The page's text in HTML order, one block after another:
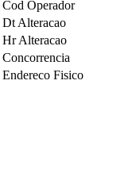
Cod Operador
Dt Alteracao
Hr Alteracao
Concorrencia
Endereco Fisico